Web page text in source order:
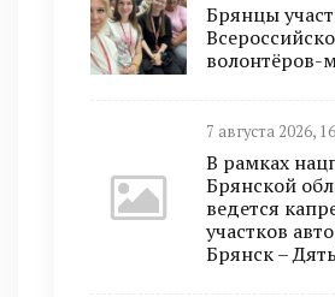
Брянцы
волонтёров-
7 августа 2026,
В рамках
Брянской
ведется
участков
Брянск –